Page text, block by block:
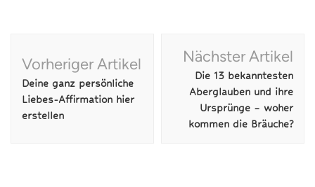
Beitragsnavigation
Vorheriger Artikel
Deine ganz persönliche
Liebes-Affirmation hier
erstellen
Nächster Artikel
Die 13 bekanntesten
Aberglauben und ihre
Ursprünge – woher
kommen die Bräuche?